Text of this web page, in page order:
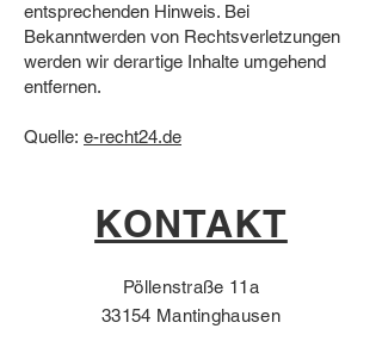
entsprechenden Hinweis. Bei
Bekanntwerden von Rechtsverletzungen
werden wir derartige Inhalte umgehend
entfernen.
Quelle: e-recht24.de
KONTAKT
Pöllenstraße 11a
33154 Mantinghausen